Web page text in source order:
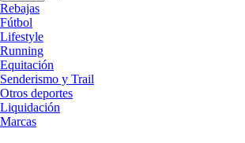
Rebajas
Fútbol
Lifestyle
Running
Equitación
Senderismo y Trail
Otros deportes
Liquidación
Marcas